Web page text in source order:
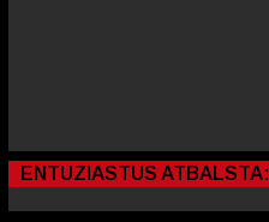
ENTUZIASTUS ATBALSTA: